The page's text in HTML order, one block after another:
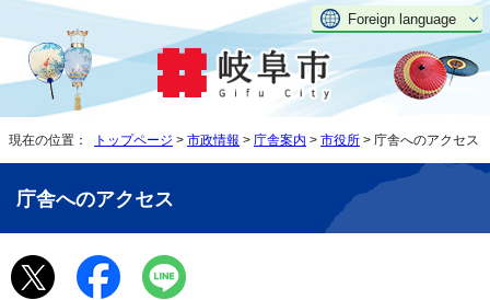
Foreign language
現在の位置： トップページ > 市政情報 > 庁舎案内 > 市役所 > 庁舎へのアクセス
庁舎へのアクセス